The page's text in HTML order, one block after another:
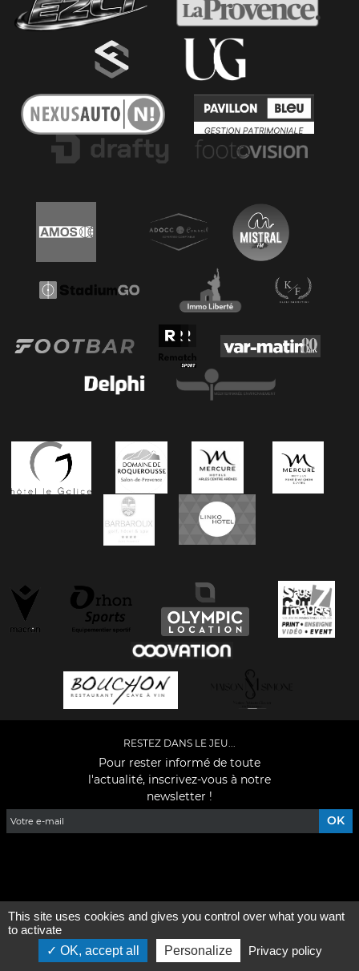
RESTEZ DANS LE JEU...
Pour rester informé de toute
l'actualité, inscrivez-vous à notre
newsletter !
©2026 - Tous droits réservés - Conception :epartenaire
This site uses cookies and gives you control over what you want
to activate
OK, accept all
Personalize Privacy policy